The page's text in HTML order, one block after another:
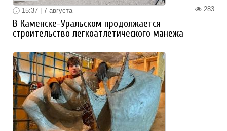
283
15:37 | 7 августа
В Каменске-Уральском продолжается
строительство легкоатлетического манежа